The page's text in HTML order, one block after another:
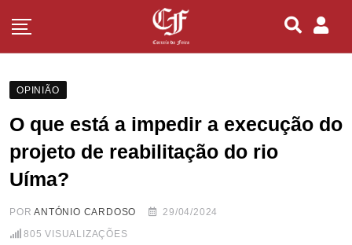
OPINIÃO
O que está a impedir a execução do
projeto de reabilitação do rio
Uíma?
PORANTÓNIO CARDOSO
29/04/2024
805 VISUALIZAÇÕES